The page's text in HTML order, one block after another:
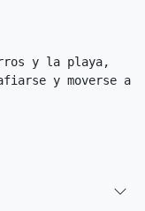
y la playa,
y moverse a